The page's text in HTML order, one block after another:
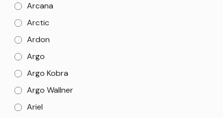
Arcana
Arctic
Ardon
Argo
Argo Kobra
Argo Wallner
Ariel